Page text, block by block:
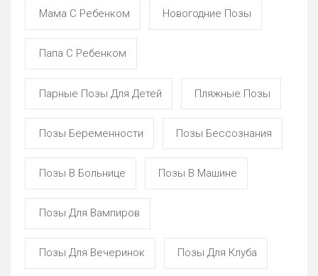
Мама С Ребенком Новогодние Позы
Папа С Ребенком
Парные Позы Для Детей Пляжные Позы
Позы Беременности Позы Бессознания
Позы В Больнице Позы В Машине
Позы Для Вампиров
Позы Для Вечеринок Позы Для Клуба